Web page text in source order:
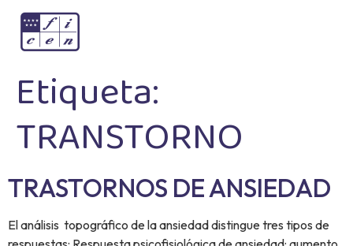
Etiqueta:
TRANSTORNO
TRASTORNOS DE ANSIEDAD
El análisis topográfico de la ansiedad distingue tres tipos de